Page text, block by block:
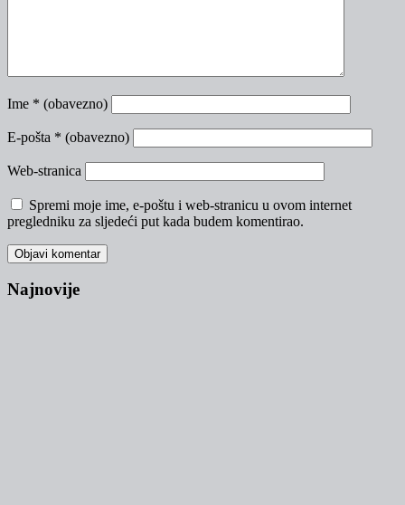
Ime * (obavezno)
E-pošta * (obavezno)
Web-stranica
Spremi moje ime, e-poštu i web-stranicu u ovom internet
pregledniku za sljedeći put kada budem komentirao.
Najnovije